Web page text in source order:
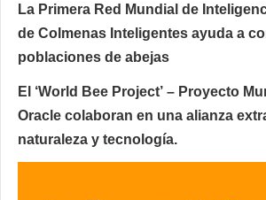
La Primera Red Mundial de
de Colmenas Inteligentes ayuda a
poblaciones de abejas
El ‘World Bee Project’ – Proyecto
Oracle colaboran en una alianza
naturaleza y tecnología.